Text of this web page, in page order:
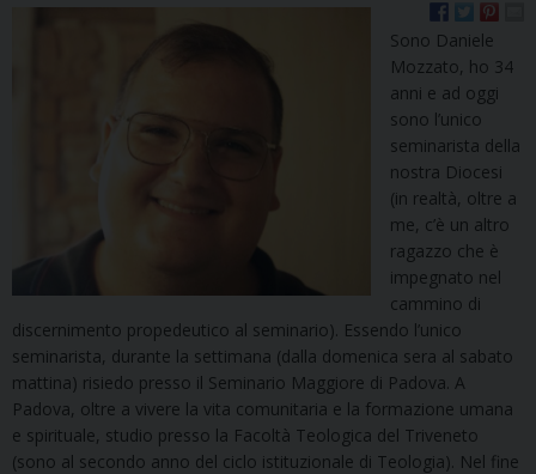
Sono Daniele
Mozzato, ho 34
anni e ad oggi
sono l’unico
seminarista della
nostra Diocesi
(in realtà, oltre a
me, c’è un altro
ragazzo che è
impegnato nel
cammino di
discernimento propedeutico al seminario). Essendo l’unico
seminarista, durante la settimana (dalla domenica sera al sabato
mattina) risiedo presso il Seminario Maggiore di Padova. A
Padova, oltre a vivere la vita comunitaria e la formazione umana
e spirituale, studio presso la Facoltà Teologica del Triveneto
(sono al secondo anno del ciclo istituzionale di Teologia). Nel fine